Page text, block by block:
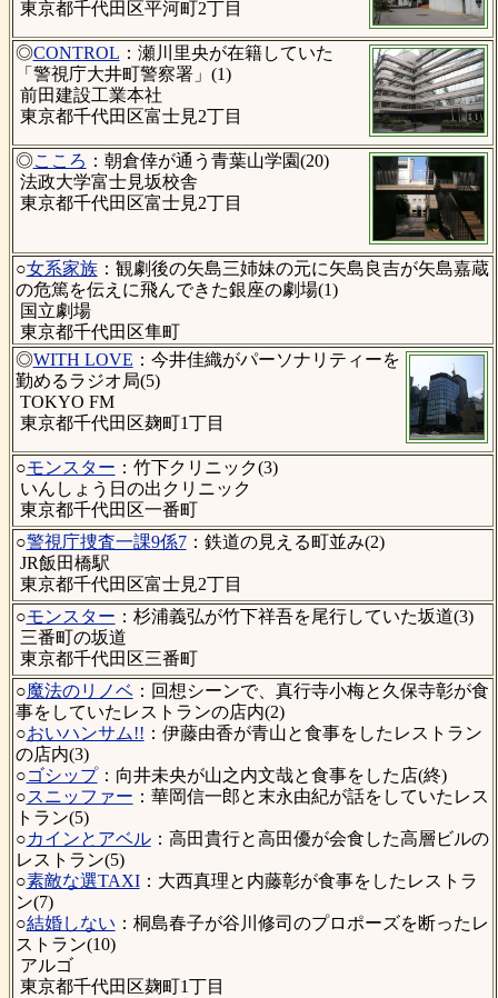
東京都千代田区平河町2丁目
◎CONTROL ：瀬川里央が在籍していた
「警視庁大井町警察署」(1)
前田建設工業本社
東京都千代田区富士見2丁目
◎こころ ：朝倉倖が通う青葉山学園(20)
法政大学富士見坂校舎
東京都千代田区富士見2丁目
○女系家族：観劇後の矢島三姉妹の元に矢島良吉が矢島嘉蔵
の危篤を伝えに飛んできた銀座の劇場(1)
国立劇場
東京都千代田区隼町
◎WITH LOVE ：今井佳織がパーソナリティーを
勤めるラジオ局(5)
TOKYO FM
東京都千代田区麹町1丁目
○モンスター ：竹下クリニック(3)
いんしょう日の出クリニック
東京都千代田区一番町
○警視庁捜査一課9係7：鉄道の見える町並み(2)
JR飯田橋駅
東京都千代田区富士見2丁目
○モンスター ：杉浦義弘が竹下祥吾を尾行していた坂道(3)
三番町の坂道
東京都千代田区三番町
○魔法のリノベ：回想シーンで、真行寺小梅と久保寺彰が食
事をしていたレストランの店内(2)
○おいハンサム!! ：伊藤由香が青山と食事をしたレストラン
の店内(3)
○ゴシップ：向井未央が山之内文哉と食事をした店(終)
○スニッファー ：華岡信一郎と末永由紀が話をしていたレス
トラン(5)
○カインとアベル：高田貴行と高田優が会食した高層ビルの
レストラン(5)
○素敵な選TAXI：大西真理と内藤彰が食事をしたレストラ
ン(7)
○結婚しない ：桐島春子が谷川修司のプロポーズを断ったレ
ストラン(10)
アルゴ
東京都千代田区麹町1丁目